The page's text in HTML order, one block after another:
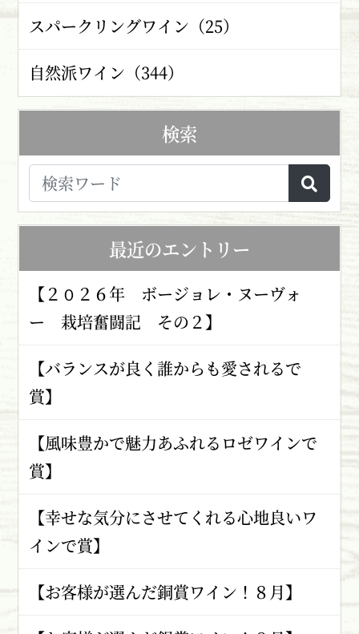
スパークリングワイン（25）
自然派ワイン（344）
検索
最近のエントリー
【２０２６年 ボージョレ・ヌーヴォ
ー 栽培奮闘記 その２】
【バランスが良く誰からも愛されるで
賞】
【風味豊かで魅力あふれるロゼワインで
賞】
【幸せな気分にさせてくれる心地良いワ
インで賞】
【お客様が選んだ銅賞ワイン！８月】